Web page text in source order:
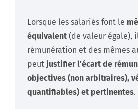
Lorsque les salariés font le
équivalent (de valeur égale),
rémunération et des mêmes
peut justifier l’écart de
objectives (non arbitraires),
quantifiables) et pertinentes.